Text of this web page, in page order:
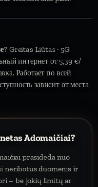
? Greitas Liūtas · 5G
интернет от 5,39 €/
Работает по всей
зависит от места
Adomaičiai?
prasideda nuo
neribotus duomenis ir
– be jokių limitų ar